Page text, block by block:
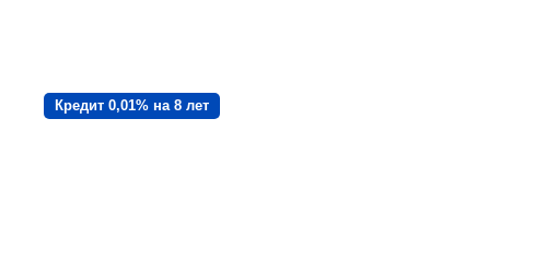
Кредит 0,01% на 8 лет